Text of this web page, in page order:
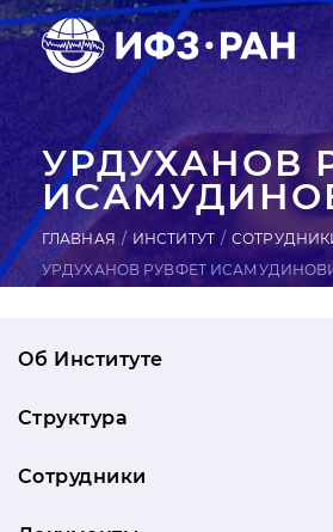
УР­ДУ­ХАНОВ
ГЛАВНАЯ ИНСТИТУТ
УРДУХАНОВ РУВФЕТ
Об Институте
Структура
Сотрудники